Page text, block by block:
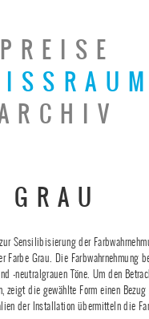
PREISE
GRAU
Sensilibisierung der
Farbe Grau. Die Farbwahrnehmung
-neutralgrauen Töne. Um den
zeigt die gewählte Form einen
der Installation übermitteln die